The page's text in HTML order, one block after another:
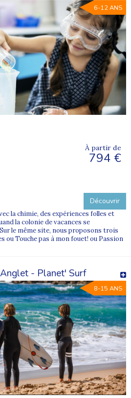
6-12 ANS
À partir de
794 €
Découvrir
la chimie, des expériences folles et
la colonie de vacances se
le même site, nous proposons trois
ou Touche pas à mon fouet! ou Passion
- Planet' Surf
8-15 ANS